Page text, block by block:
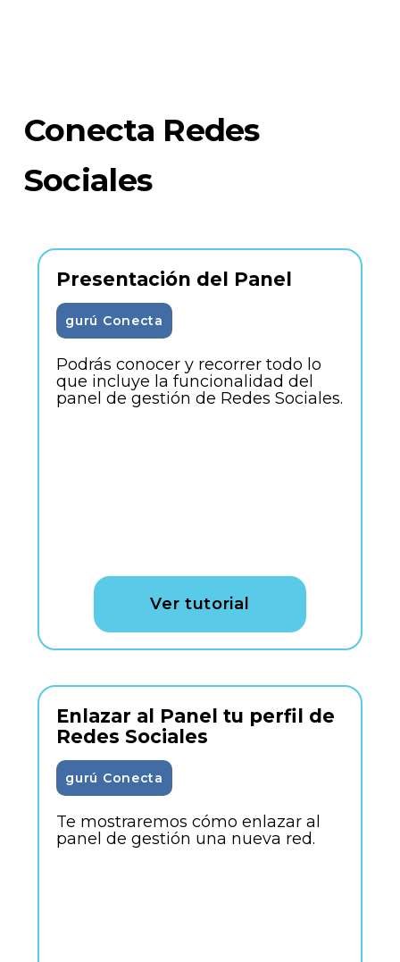
Conecta Redes
Sociales
Presentación del Panel
gurú Conecta
Podrás conocer y recorrer todo lo
que incluye la funcionalidad del
panel de gestión de Redes Sociales.
Ver tutorial
Enlazar al Panel tu perfil de
Redes Sociales
gurú Conecta
Te mostraremos cómo enlazar al
panel de gestión una nueva red.